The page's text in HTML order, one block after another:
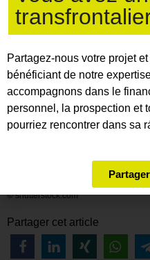
de quotas d’émissions avec
Cette note de synthèse
du CO2 en France et en
considérations économiques
que le fonctionnement du
en place dans chacun des
Office franco-allemand pour
© shutterstock.com
Partager cet article
Partagez-nous votre projet
bénéficiant de notre
accompagnons dans le
personnel, la prospection et
pourriez rencontrer dans sa